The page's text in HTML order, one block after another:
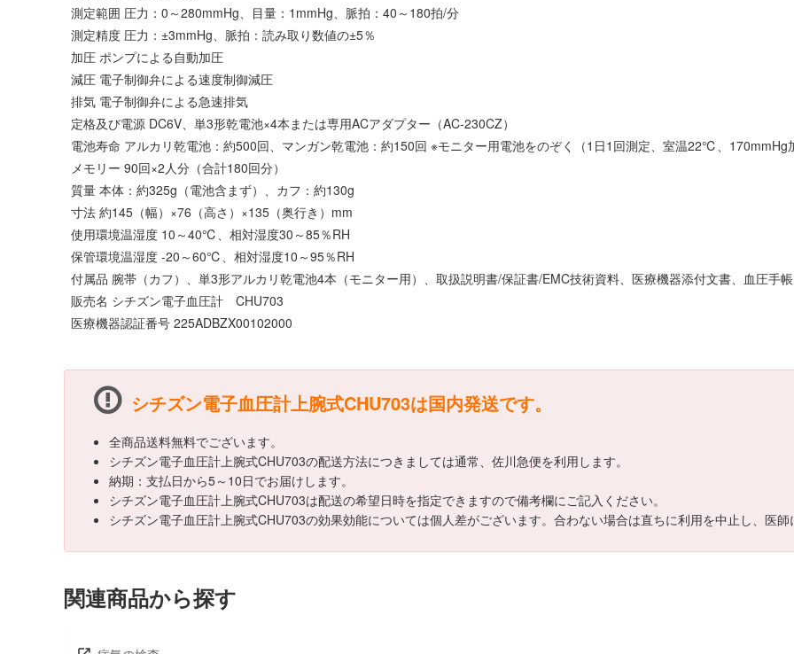
測定範囲 圧力：0～280mmHg、目量：1mmHg、脈拍：40～180拍/分
測定精度 圧力：±3mmHg、脈拍：読み取り数値の±5％
加圧 ポンプによる自動加圧
減圧 電子制御弁による速度制御減圧
排気 電子制御弁による急速排気
定格及び電源 DC6V、単3形乾電池×4本または専用ACアダプター（AC-230CZ）
電池寿命 アルカリ乾電池：約500回、マンガン乾電池：約150回 ※モニター用電池をのぞく（1日1回測定、室温22℃、170mmHg
メモリー 90回×2人分（合計180回分）
質量 本体：約325g（電池含まず）、カフ：約130g
寸法 約145（幅）×76（高さ）×135（奥行き）mm
使用環境温湿度 10～40℃、相対湿度30～85％RH
保管環境温湿度 -20～60℃、相対湿度10～95％RH
付属品 腕帯（カフ）、単3形アルカリ乾電池4本（モニター用）、取扱説明書/保証書/EMC技術資料、医療機器添付文書、血圧手
販売名 シチズン電子血圧計 CHU703
医療機器認証番号 225ADBZX00102000
シチズン電子血圧計上腕式CHU703は国内発送です。
全商品送料無料でございます。
シチズン電子血圧計上腕式CHU703の配送方法につきましては通常、佐川急便を利用します。
納期：支払日から5～10日でお届けします。
シチズン電子血圧計上腕式CHU703は配送の希望日時を指定できますので備考欄にご記入ください。
シチズン電子血圧計上腕式CHU703の効果効能については個人差がございます。合わない場合は直ちに利用を中止し、医
関連商品から探す